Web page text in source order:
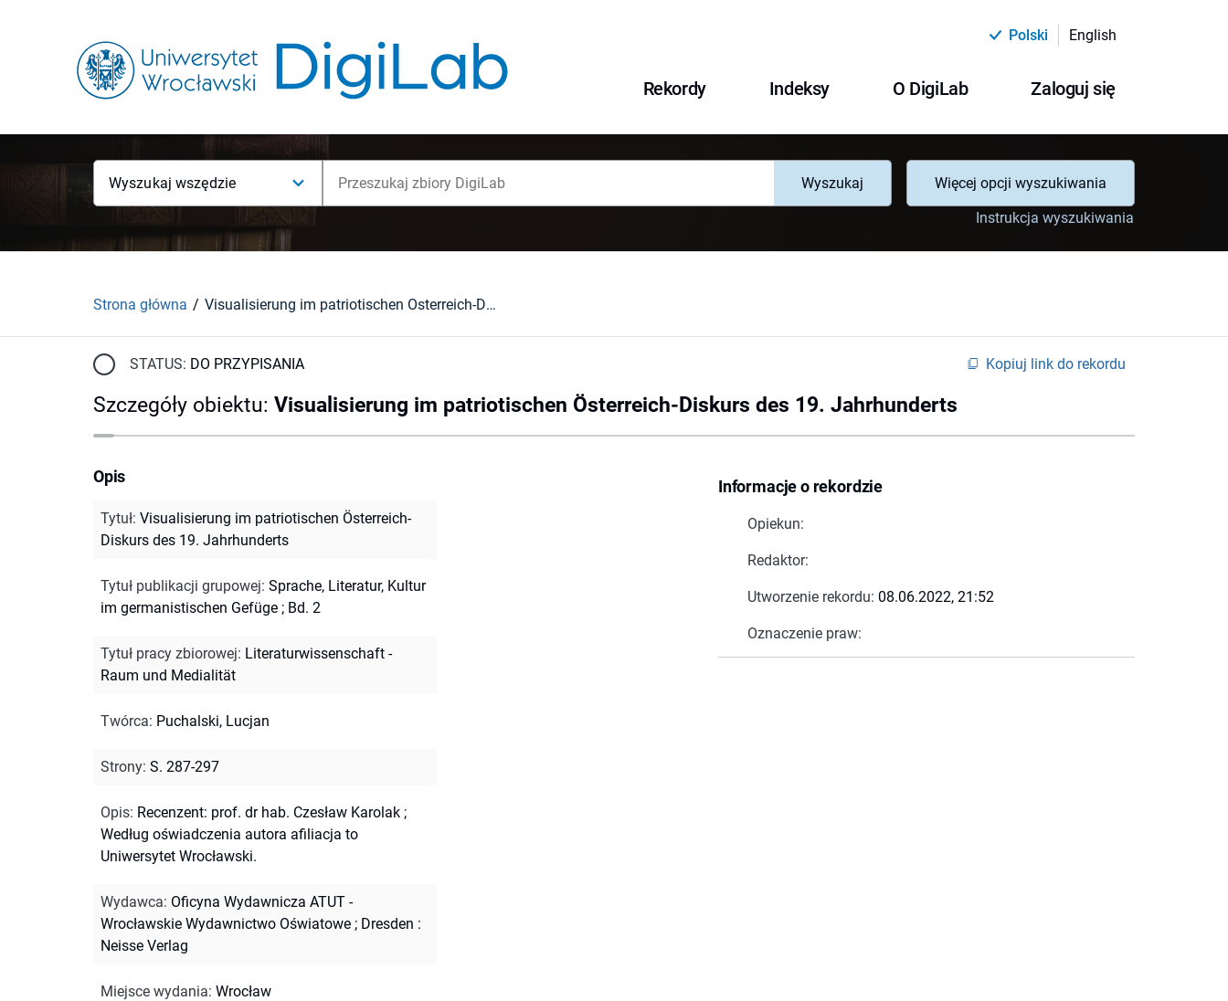
Polski English
Rekordy Indeksy O DigiLab Zaloguj się
Wyszukaj wszędzie Wyszukaj
Więcej opcji wyszukiwania
Instrukcja wyszukiwania
Strona główna Visualisierung im patriotischen Österreich-Diskurs des 19. Jahrhunderts
STATUS: DO PRZYPISANIA Kopiuj link do rekordu
Szczegóły obiektu: Visualisierung im patriotischen Österreich-Diskurs des 19. Jahrhunderts
Informacje o rekordzie
Opiekun:
Redaktor:
Utworzenie rekordu: 08.06.2022, 21:52
Oznaczenie praw:
Opis
Tytuł: Visualisierung im patriotischen Österreich-
Diskurs des 19. Jahrhunderts
Tytuł publikacji grupowej: Sprache, Literatur, Kultur
im germanistischen Gefüge ; Bd. 2
Tytuł pracy zbiorowej: Literaturwissenschaft -
Raum und Medialität
Twórca: Puchalski, Lucjan
Strony: S. 287-297
Opis: Recenzent: prof. dr hab. Czesław Karolak ;
Według oświadczenia autora afiliacja to
Uniwersytet Wrocławski.
Wydawca: Oficyna Wydawnicza ATUT -
Wrocławskie Wydawnictwo Oświatowe ; Dresden :
Neisse Verlag
Miejsce wydania: Wrocław